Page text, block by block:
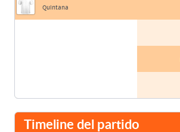
Quintana
Timeline del partido